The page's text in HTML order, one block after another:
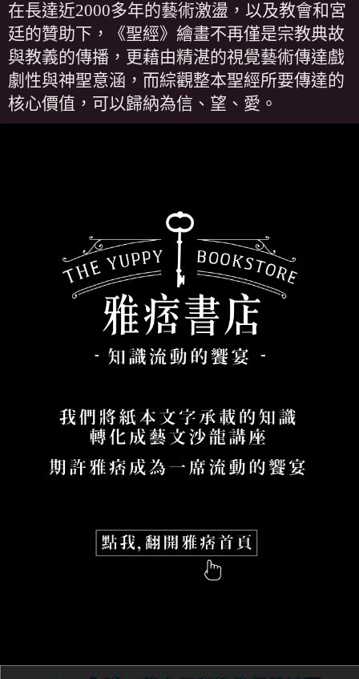
在長達近2000多年的藝術激盪，以及教會和宮
廷的贊助下，《聖經》繪畫不再僅是宗教典故
與教義的傳播，更藉由精湛的視覺藝術傳達戲
劇性與神聖意涵，而綜觀整本聖經所要傳達的
核心價值，可以歸納為信、望、愛。